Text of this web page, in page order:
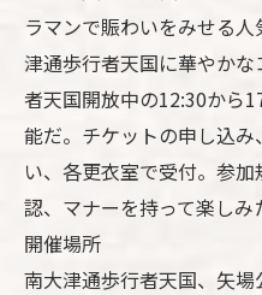
ラマンで賑わいをみせる
津通歩行者天国に華やか
者天国開放中の12:30から
能だ。チケットの申し込
い、各更衣室で受付。参
認、マナーを持って楽しみ
開催場所
南大津通歩行者天国、矢場